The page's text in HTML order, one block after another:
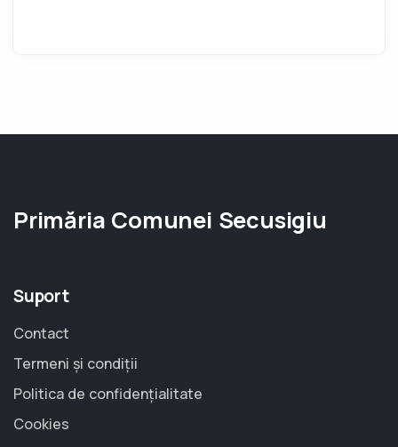
Primăria Comunei Secusigiu
Suport
Contact
Termeni și condiții
Politica de confidențialitate
Cookies